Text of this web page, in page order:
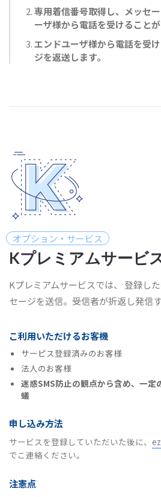
専用着信番号取得し、メッセ
ーザ様から電話を受けることが
エンドユーザ様から電話を受
ジを返送します。
オプション・サービス
Kプレミアムサービ
Kプレミアムサービスでは、 登録し
セージを送信。受信者が折返し発信
こ利用いただけるお客機
サーピス登録済みのお客様
法人のお客様
迷惑SMS防止の観点から含め、一定
蟻
申し込み方法
サービスを登録していただいた後に、
でこ連絡ください。
注憲点